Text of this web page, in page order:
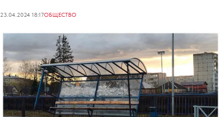
23.04.2024 18:17ОБЩЕСТВО